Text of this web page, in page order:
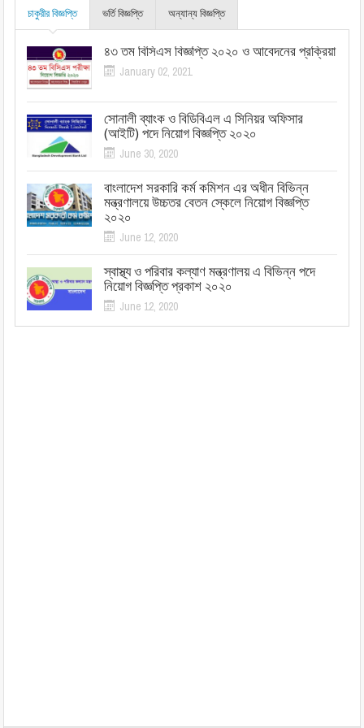
চাকুরীর বিজ্ঞপ্তি ভর্তি বিজ্ঞপ্তি অন্যান্য বিজ্ঞপ্তি
৪৩ তম বিসিএস বিজ্ঞপ্তি ২০২০ ও আবেদনের প্রক্রিয়া
January 02, 2021
সোনালী ব্যাংক ও বিডিবিএল এ সিনিয়র অফিসার
(আইটি) পদে নিয়োগ বিজ্ঞপ্তি ২০২০
June 30, 2020
বাংলাদেশ সরকারি কর্ম কমিশন এর অধীন বিভিন্ন
মন্ত্রণালয়ে উচ্চতর বেতন স্কেলে নিয়োগ বিজ্ঞপ্তি
২০২০
June 12, 2020
স্বাস্থ্য ও পরিবার কল্যাণ মন্ত্রণালয় এ বিভিন্ন পদে
নিয়োগ বিজ্ঞপ্তি প্রকাশ ২০২০
June 12, 2020